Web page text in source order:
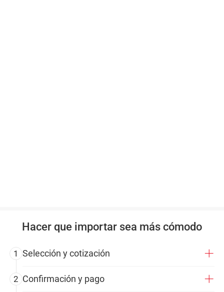
Hacer que importar sea más cómodo
1 Selección y cotización
2 Confirmación y pago